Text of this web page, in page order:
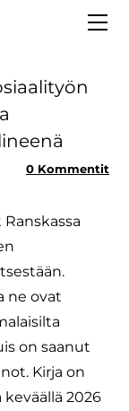
0 Kommentit
ne ovat
on saanut
Kirja on
2026